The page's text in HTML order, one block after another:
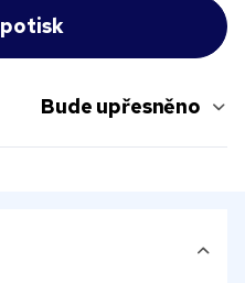
Bude upřesněno